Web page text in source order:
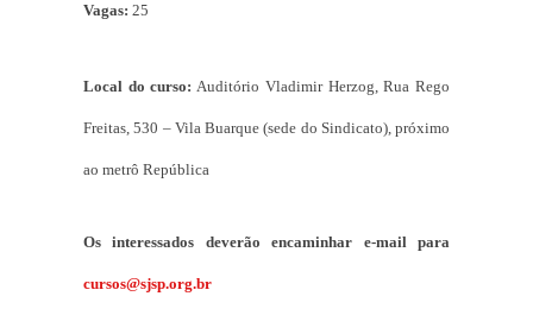
Vagas: 25
Local do curso: Auditório Vladimir Herzog, Rua Rego
Freitas, 530 – Vila Buarque (sede do Sindicato), próximo
ao metrô República
Os interessados deverão encaminhar e-mail para
cursos@sjsp.org.br